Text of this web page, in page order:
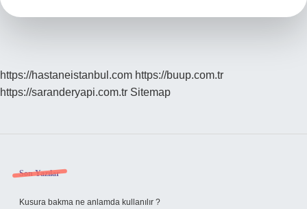
https://hastaneistanbul.com https://buup.com.tr
https://saranderyapi.com.tr Sitemap
Sidebar
Son Yazılar
Kusura bakma ne anlamda kullanılır ?